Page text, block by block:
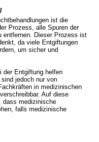
ist die
Prozess, alle Spuren der
entfernen. Dieser Prozess ist
da viele Entgiftungen
um sicher und
der Entgiftung helfen
jedoch nur von
in medizinischen
Auf diese
dass medizinische
falls medizinische